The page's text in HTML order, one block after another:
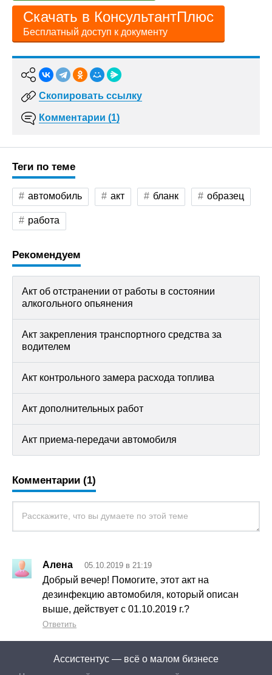
Скачать в КонсультантПлюс
Бесплатный доступ к документу
Скопировать ссылку
Комментарии (1)
Теги по теме
автомобиль акт бланк образец
работа
Рекомендуем
Акт об отстранении от работы в состоянии
алкогольного опьянения
Акт закрепления транспортного средства за
водителем
Акт контрольного замера расхода топлива
Акт дополнительных работ
Акт приема-передачи автомобиля
Комментарии (1)
Алена 05.10.2019 в 21:19
Добрый вечер! Помогите, этот акт на
дезинфекцию автомобиля, который описан
выше, действует с 01.10.2019 г.?
Ответить
Ассистентус — всё о малом бизнесе